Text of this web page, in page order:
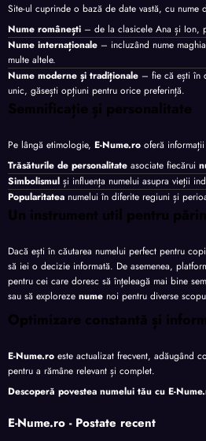
Site-ul cuprinde o bază de date vastă, cu
Nume românești – de la clasicele Ana și Ion,
Nume internaționale – incluzând nume
multe altele.
Nume moderne și tradiționale – fie că ești în
unic, găsești opțiuni pentru orice preferință.
Semnificație și personalitate
Pe lângă etimologie, E-Nume.ro oferă
Trăsăturile de personalitate asociate fiecărui
Simbolismul și influența numelui asupra vieții
Popularitatea numelui în diferite regiuni și
Un instrument util pentru
Dacă ești în căutarea numelui perfect pentru
să iei o decizie informată. De asemenea,
pentru cei care doresc să înțeleagă mai bine
sau să exploreze nume noi pentru diverse
Optimizare constantă și
E-Nume.ro este actualizat frecvent, adăugând
pentru a rămâne relevant și complet.
Descoperă povestea numelui tău cu E-
E-Nume.ro - Postate recent